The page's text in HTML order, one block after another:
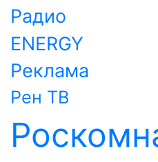
Радио
ENERGY
Реклама
Рен ТВ